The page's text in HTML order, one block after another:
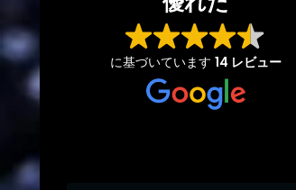
に基づいています 14 レビュー
依頼にすぐ答えてくれるお店です。